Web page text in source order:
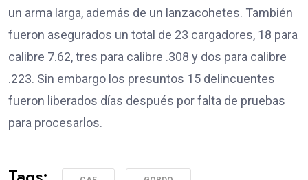
un arma larga, además de un lanzacohetes. También
fueron asegurados un total de 23 cargadores, 18 para
calibre 7.62, tres para calibre .308 y dos para calibre
.223. Sin embargo los presuntos 15 delincuentes
fueron liberados días después por falta de pruebas
para procesarlos.